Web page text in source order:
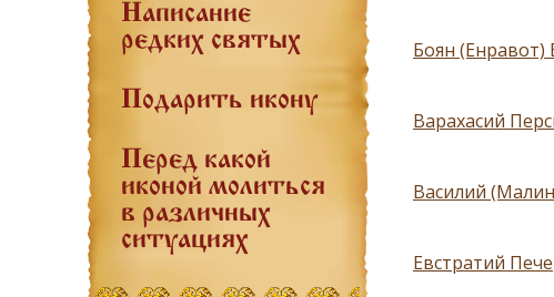
Написание
редких святых
Подарить икону
Перед какой
иконой молиться
в различных
ситуациях
Боян (Енравот)
Варахасий
Василий
Евстратий